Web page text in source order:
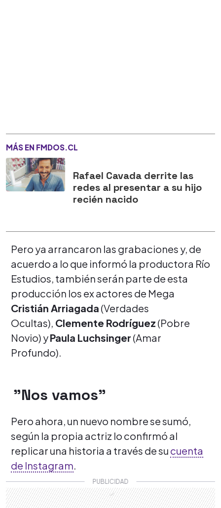
MÁS EN FMDOS.CL
Rafael Cavada derrite las
redes al presentar a su hijo
recién nacido
Pero ya arrancaron las grabaciones y, de
acuerdo a lo que informó la productora Río
Estudios, también serán parte de esta
producción los ex actores de Mega
Cristián Arriagada (Verdades
Ocultas), Clemente Rodríguez (Pobre
Novio) yPaula Luchsinger (Amar
Profundo).
"Nos vamos"
Pero ahora, un nuevo nombre se sumó,
según la propia actriz lo confirmó al
replicar una historia a través de su cuenta
de Instagram.